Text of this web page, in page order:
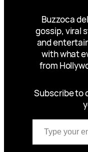
Buzzoca
gossip, viral
and
with what
from
Subscribe to
Type your email…